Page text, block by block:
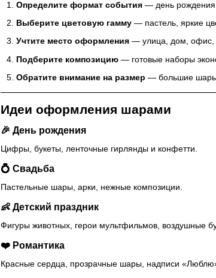
Определите формат события — день рождения,
Выберите цветовую гамму — пастель, яркие
Учтите место оформления — улица, дом, офис,
Подберите композицию — готовые наборы
Обратите внимание на размер — большие шары
Идеи оформления шарами
🎉 День рождения
Цифры, букеты, ленточные гирлянды и конфетти.
💍 Свадьба
Пастельные шары, арки, нежные композиции.
👶 Детский праздник
Фигуры животных, герои мультфильмов, воздушные
❤️ Романтика
Красные сердца, прозрачные шары, надписи